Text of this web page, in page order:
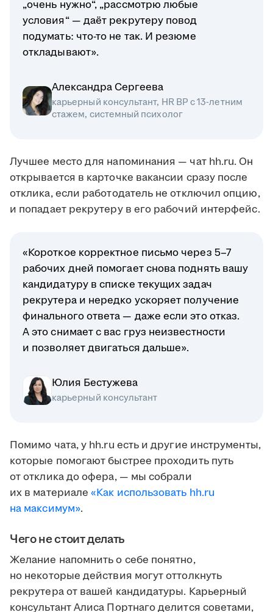
„очень нужно“, „рассмотрю любые
условия“ — даёт рекрутеру повод
подумать: что-то не так. И резюме
откладывают».
Александра Сергеева
карьерный консультант, HR BP с 13-летним
стажем, системный психолог
Лучшее место для напоминания — чат hh.ru. Он
открывается в карточке вакансии сразу после
отклика, если работодатель не отключил опцию,
и попадает рекрутеру в его рабочий интерфейс.
«Короткое корректное письмо через 5–7
рабочих дней помогает снова поднять вашу
кандидатуру в списке текущих задач
рекрутера и нередко ускоряет получение
финального ответа — даже если это отказ.
А это снимает с вас груз неизвестности
и позволяет двигаться дальше».
Юлия Бестужева
карьерный консультант
Помимо чата, у hh.ru есть и другие инструменты,
которые помогают быстрее проходить путь
от отклика до офера, — мы собрали
их в материале«Как использовать hh.ru
на максимум».
Чего не стоит делать
Желание напомнить о себе понятно,
но некоторые действия могут оттолкнуть
рекрутера от вашей кандидатуры. Карьерный
консультант Алиса Портнаго делится советами,